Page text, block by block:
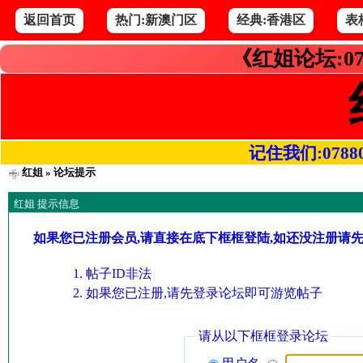
返回首页 热门:新澳门区 经典:香港区 表
《红姐论坛
记住我们
红姐» 论坛提示
红姐 提示信息
如果您已注册会员,请直接在底下框框登陆,如还没注册请
帖子ID非法
如果您已注册,请先登录论坛即可游览帖子
请从以下框框登录论坛